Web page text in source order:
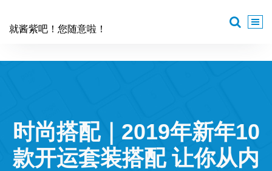
就酱紫吧！您随意啦！
时尚搭配｜2019年新年10
款开运套装搭配 让你从内